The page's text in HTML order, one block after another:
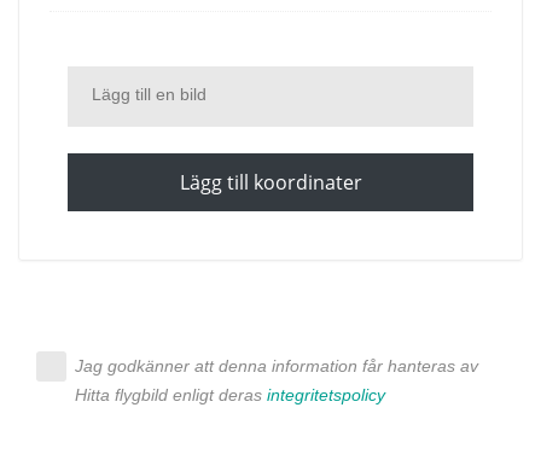
Lägg till en bild
Lägg till koordinater
Jag godkänner att denna information får hanteras av
Hitta flygbild enligt deras integritetspolicy